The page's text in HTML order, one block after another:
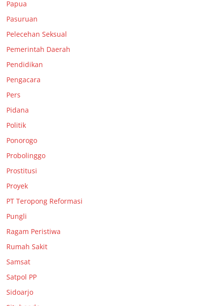
Papua
Pasuruan
Pelecehan Seksual
Pemerintah Daerah
Pendidikan
Pengacara
Pers
Pidana
Politik
Ponorogo
Probolinggo
Prostitusi
Proyek
PT Teropong Reformasi
Pungli
Ragam Peristiwa
Rumah Sakit
Samsat
Satpol PP
Sidoarjo